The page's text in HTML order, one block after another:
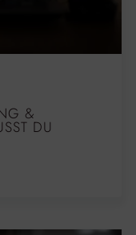
&
DU